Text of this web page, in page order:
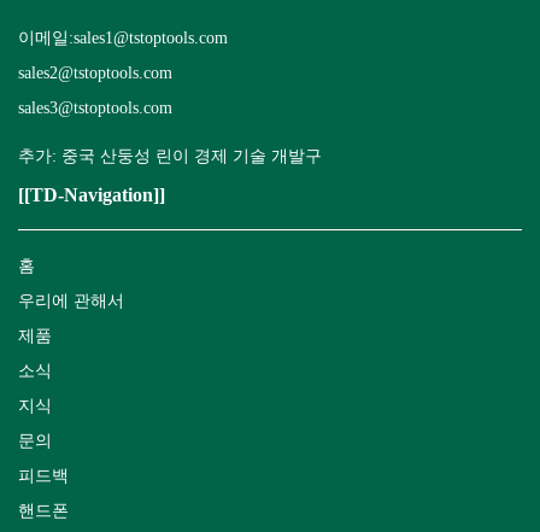
이메일:sales1@tstoptools.com
sales2@tstoptools.com
sales3@tstoptools.com
추가: 중국 산둥성 린이 경제 기술 개발구
[[TD-Navigation]]
홈
우리에 관해서
제품
소식
지식
문의
피드백
핸드폰